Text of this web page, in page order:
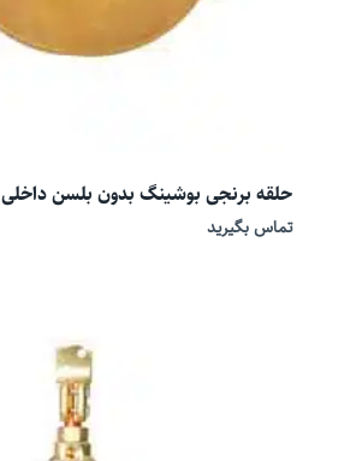
حلقه برنجی بوشینگ بدون بلسن داخلی 20NF-250A
تماس بگیرید